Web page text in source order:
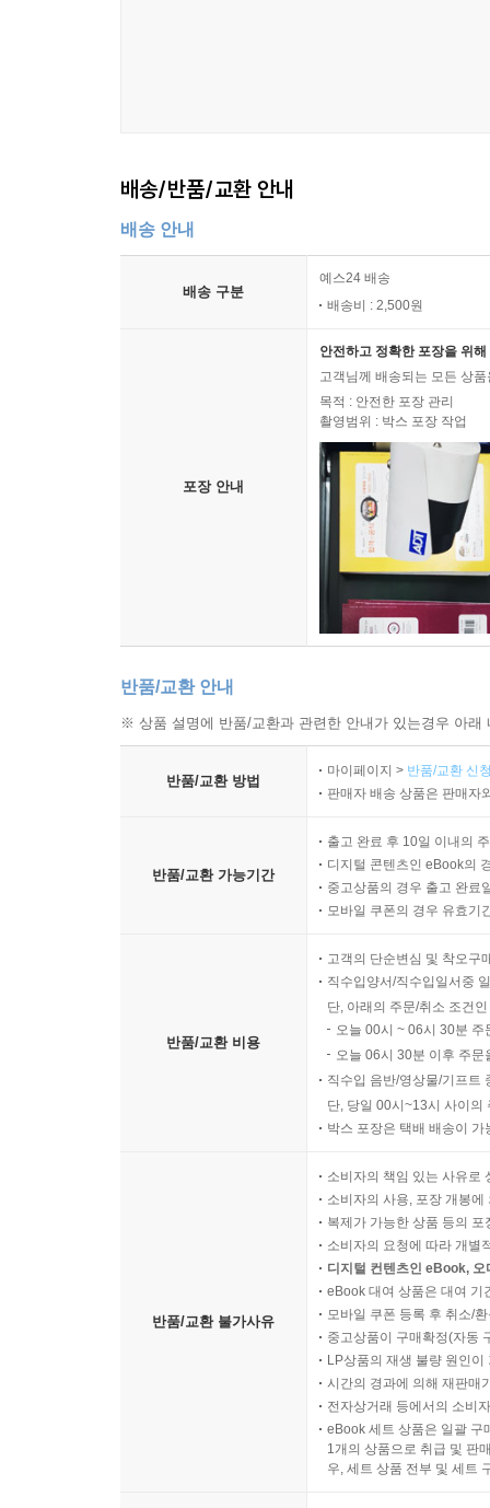
배송/반품/교환 안내
배송 안내
배송 구분
예스24 배송
배송비 : 2,500원
포장 안내
안전하고 정확한 포장을 위
고객님께 배송되는 모든 상
목적 : 안전한 포장 관리
촬영범위 : 박스 포장 작업
반품/교환 안내
※ 상품 설명에 반품/교환과 관련한 안내가 있는경우 아
반품/교환 방법
마이페이지 > 반품/교환 신
판매자 배송 상품은 판매자
반품/교환 가능기간
출고 완료 후 10일 이내의
디지털 콘텐츠인 eBook의
중고상품의 경우 출고 완료
모바일 쿠폰의 경우 유효기
반품/교환 비용
고객의 단순변심 및 착오구
직수입양서/직수입일서중
단, 아래의 주문/취소 조건
오늘 00시 ~ 06시 30분
오늘 06시 30분 이후 주
직수입 음반/영상물/기프트
단, 당일 00시~13시 사이의
박스 포장은 택배 배송이
반품/교환 불가사유
소비자의 책임 있는 사유로
소비자의 사용, 포장 개봉
복제가 가능한 상품 등의
소비자의 요청에 따라 개별
디지털 컨텐츠인 eBook,
eBook 대여 상품은 대여 기
모바일 쿠폰 등록 후 취소/
중고상품이 구매확정(자동
LP상품의 재생 불량 원인
시간의 경과에 의해 재판매
전자상거래 등에서의 소비
eBook 세트 상품은 일괄 구
1개의 상품으로 취급 및 판
우, 세트 상품 전부 및 세트